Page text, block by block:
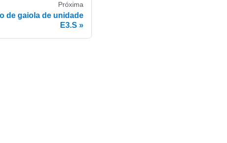
Próxima
de gaiola de unidade
E3.S